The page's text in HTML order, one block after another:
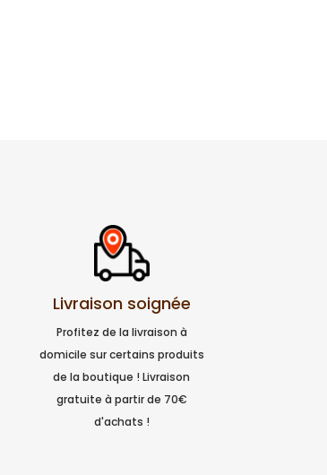
Livraison soignée
Profitez de la livraison à
domicile sur certains produits
de la boutique ! Livraison
gratuite à partir de 70€
d'achats !